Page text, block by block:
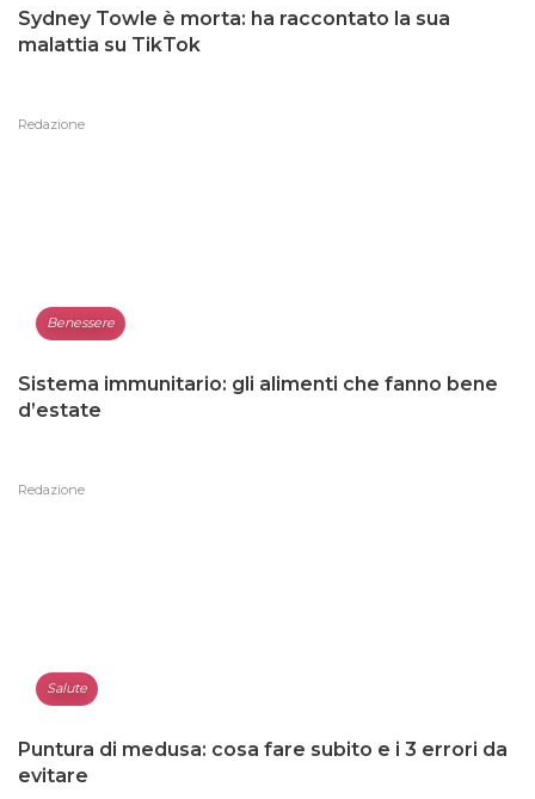
Sydney Towle è morta: ha raccontato la sua
malattia su TikTok
Redazione
Benessere
Sistema immunitario: gli alimenti che fanno bene
d’estate
Redazione
Salute
Puntura di medusa: cosa fare subito e i 3 errori da
evitare